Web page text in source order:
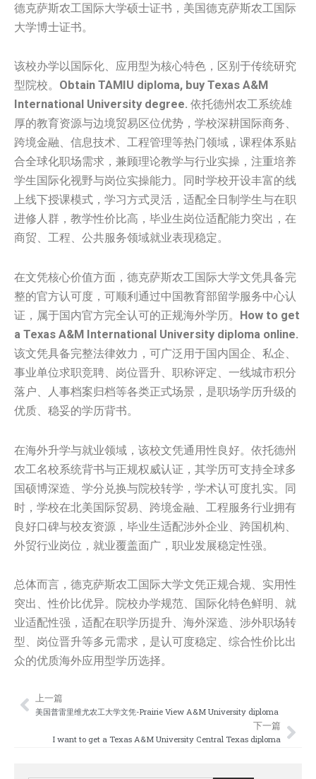
德克萨斯农工国际大学‌‌‌‌硕士证书，美国‌‌德克萨斯农工国际
大学‌‌‌‌博士证书。
该校办学以国际化、应用型为核心特色，区别于传统研究
型院校。 Obtain TAMIU diploma, buy Texas A&M
International University degree. 依托德州农工系统雄
厚的教育资源与边境贸易区位优势，学校深耕国际商务、
跨境金融、信息技术、工程管理等热门领域，课程体系贴
合全球化职场需求，兼顾理论教学与行业实操，注重培养
学生国际化视野与岗位实操能力。同时学校开设丰富的线
上线下授课模式，学习方式灵活，适配全日制学生与在职
进修人群，教学性价比高，毕业生岗位适配能力突出，在
商贸、工程、公共服务领域就业表现稳定。
在文凭核心价值方面，德克萨斯农工国际大学文凭具备完
整的官方认可度，可顺利通过中国教育部留学服务中心认
证，属于国内官方完全认可的正规海外学历。 How to get
a Texas A&M International University diploma online.
该文凭具备完整法律效力，可广泛用于国内国企、私企、
事业单位求职竞聘、岗位晋升、职称评定、一线城市积分
落户、人事档案归档等各类正式场景，是职场学历升级的
优质、稳妥的学历背书。
在海外升学与就业领域，该校文凭通用性良好。依托德州
农工名校系统背书与正规权威认证，其学历可支持全球多
国硕博深造、学分兑换与院校转学，学术认可度扎实。同
时，学校在北美国际贸易、跨境金融、工程服务行业拥有
良好口碑与校友资源，毕业生适配涉外企业、跨国机构、
外贸行业岗位，就业覆盖面广，职业发展稳定性强。
总体而言，德克萨斯农工国际大学文凭正规合规、实用性
突出、性价比优异。院校办学规范、国际化特色鲜明、就
业适配性强，适配在职学历提升、海外深造、涉外职场转
型、岗位晋升等多元需求，是认可度稳定、综合性价比出
众的优质海外应用型学历选择。
Prev
上一篇
美国普雷里维尤农工大学文凭-Prairie View A&M University diploma
下一篇
I want to get a Texas A&M University Central Texas diploma